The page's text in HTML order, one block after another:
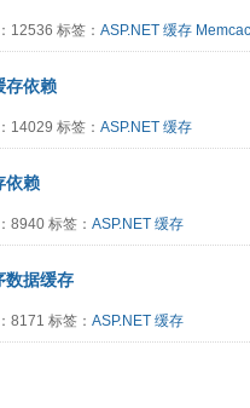
12536 标签： ASP.NET 缓存
存依赖
14029 标签： ASP.NET 缓存
依赖
8940 标签： ASP.NET 缓存
数据缓存
8171 标签： ASP.NET 缓存